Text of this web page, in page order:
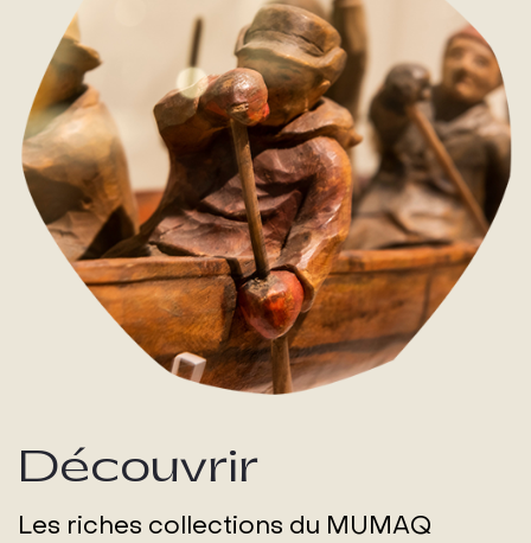
Découvrir
Les riches collections du MUMAQ